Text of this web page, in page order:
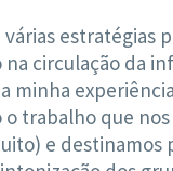
estratégias
circulação da
minha
trabalho que nos
e destinamos